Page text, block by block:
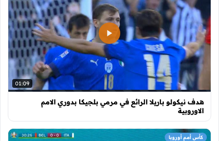
01:09
هدف نيكولو باريلا الرائع في مرمي بلجيكا بدوري الامم
الاوروبية
كأس أمم أوروبا